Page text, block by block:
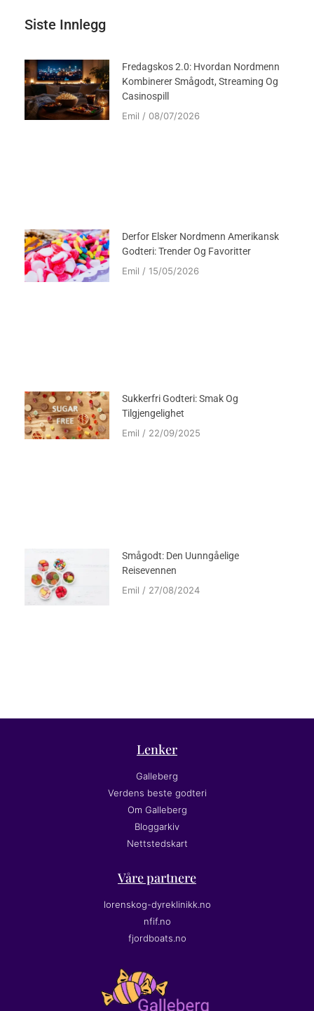
Siste Innlegg
Fredagskos 2.0: Hvordan Nordmenn
Kombinerer Smågodt, Streaming Og
Casinospill
Emil
08/07/2026
Derfor Elsker Nordmenn Amerikansk
Godteri: Trender Og Favoritter
Emil
15/05/2026
Sukkerfri Godteri: Smak Og
Tilgjengelighet
Emil
22/09/2025
Smågodt: Den Uunngåelige
Reisevennen
Emil
27/08/2024
Lenker
Galleberg
Verdens beste godteri
Om Galleberg
Bloggarkiv
Nettstedskart
Våre partnere
lorenskog-dyreklinikk.no
nfif.no
fjordboats.no